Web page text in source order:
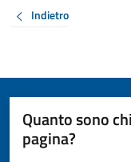
Indietro
Quanto sono
pagina?